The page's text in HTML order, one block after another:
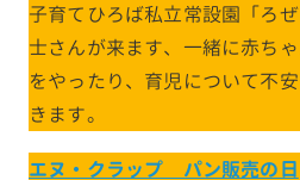
子育てひろば私立常設園「ろ
士さんが来ます、一緒に赤ち
をやったり、育児について不
きます。
エヌ・クラップ パン販売の日